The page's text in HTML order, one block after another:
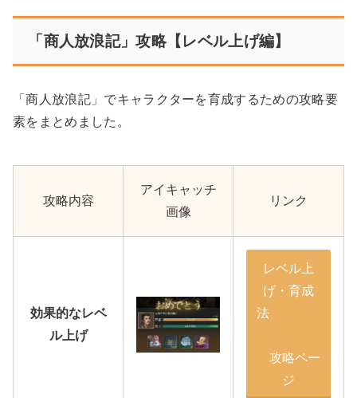
「商人放浪記」攻略【レベル上げ編】
「商人放浪記」でキャラクターを育成するための攻略要
素をまとめました。
攻略内容
アイキャッチ
画像
リンク
効果的なレベ
ル上げ
レベル上
げ・育成
法
攻略ペー
ジ